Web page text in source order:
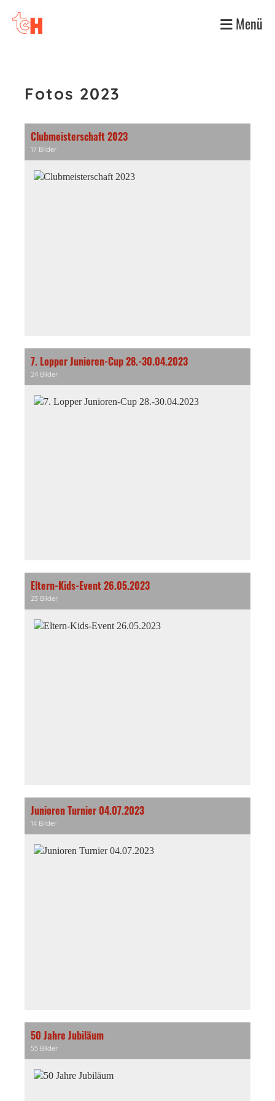
Menü
Fotos 2023
Clubmeisterschaft 2023
17 Bilder
7. Lopper Junioren-Cup 28.-30.04.2023
24 Bilder
Eltern-Kids-Event 26.05.2023
23 Bilder
Junioren Turnier 04.07.2023
14 Bilder
50 Jahre Jubiläum
55 Bilder